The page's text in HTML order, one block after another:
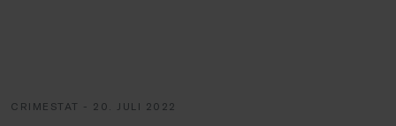
CRIMESTAT - 20. JULI 2022